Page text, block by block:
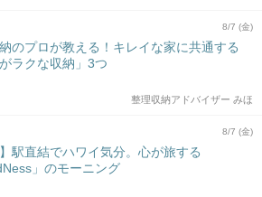
8/7 (金)
のプロが教える！キレイな家に共通する
がラクな収納」3つ
整理収納アドバイザー みほ
8/7 (金)
】駅直結でハワイ気分。心が旅する
」のモーニング